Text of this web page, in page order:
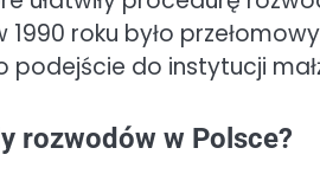
1990 roku było
podejście do instytucji
rozwodów w Polsce?